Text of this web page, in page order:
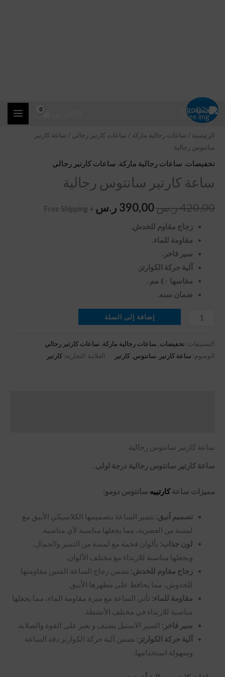
تخطي
إلى
المحتوى
تخفيضات!
الرئيسية / ساعات رجالية ماركة / ساعات كارتير رجالي / ساعة كارتير
سانتوس رجالية
تخفيضات ساعات رجالية ماركة ساعات كارتير رجالي
ساعة كارتير سانتوس رجالية
420,00ر.س
الأصلي
420,00 ر.س.
390,00 ر.س
الحالي
390,00 ر.س.
+ Free Shipping
زجاج مقاوم للخدش.
مقاومة للماء.
سير فاخر.
آلية حركة الكوارتز.
مقاسها ٤٠ مم .
ضمان سنه.
كمية
ساعة
كارتير
سانتوس
رجالية
إضافة إلى السلة
التصنيفات: تخفيضات ساعات رجالية ماركة ساعات كارتير رجالي
الوسوم: ساعة كارتير سانتوس كارتير العلامة التجارية: كارتير
ساعة كارتير سانتوس رجالية
ساعة كارتير سانتوس رجالية درجة اولى .
مميزات ساعةكارتييه سانتوس دومو:
تصميم أنيق: تتميز الساعة بتصميمها الكلاسيكي الأنيق مع
لمسة من العصرية، مما يجعلها مناسبة لأي مناسبة.
لون جذاب: بألوان فخمة مع لمسة من التميز والجمال،
ويجعلها مناسبة للارتداء مع مختلف الألوان.
زجاج مقاوم للخدش: يضمن زجاج الساعة المتين مقاومتها
للخدوش، مما يحافظ على مظهرها الأنيق.
مقاومة للماء: تأتي الساعة مع ميزة مقاومة الماء، مما يجعلها
مناسبة للارتداء في مختلف الأنشطة.
سير فاخر: السير الاستيل يضيف و يعبر على القوة والصلابة.
آلية حركة الكوارتز: تضمن آلية حركة الكوارتز دقة الساعة
وسهولة استخدامها.